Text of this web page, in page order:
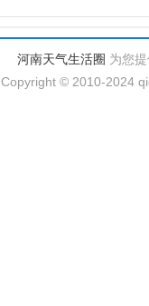
河南天气生活圈 为您
Copyright © 2010-2024